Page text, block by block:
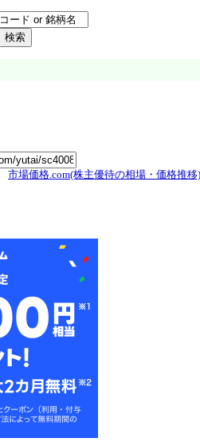
市場価格.com(株主優待の相場・価格推移)